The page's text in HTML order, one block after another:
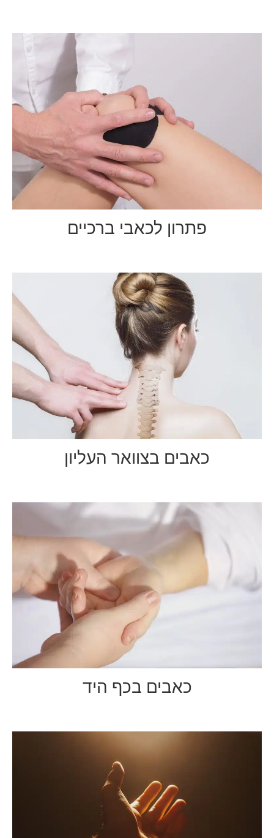
פתרון לכאבי ברכיים
כאבים בצוואר העליון
כאבים בכף היד